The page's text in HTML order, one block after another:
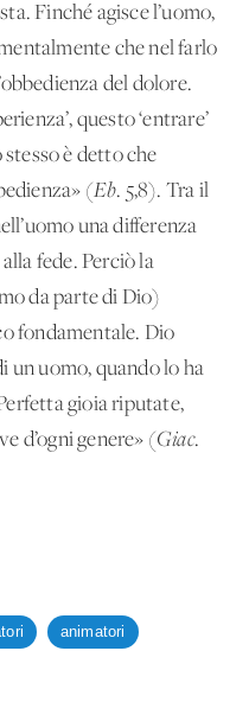
Finché agisce l’uomo,
che nel farlo
del dolore.
questo ‘entrare’
è detto che
(Eb. 5,8). Tra il
una differenza
fede. Perciò la
da parte di Dio)
fondamentale. Dio
un uomo, quando lo ha
gioia riputate,
d’ogni genere» (Giac.
animatori